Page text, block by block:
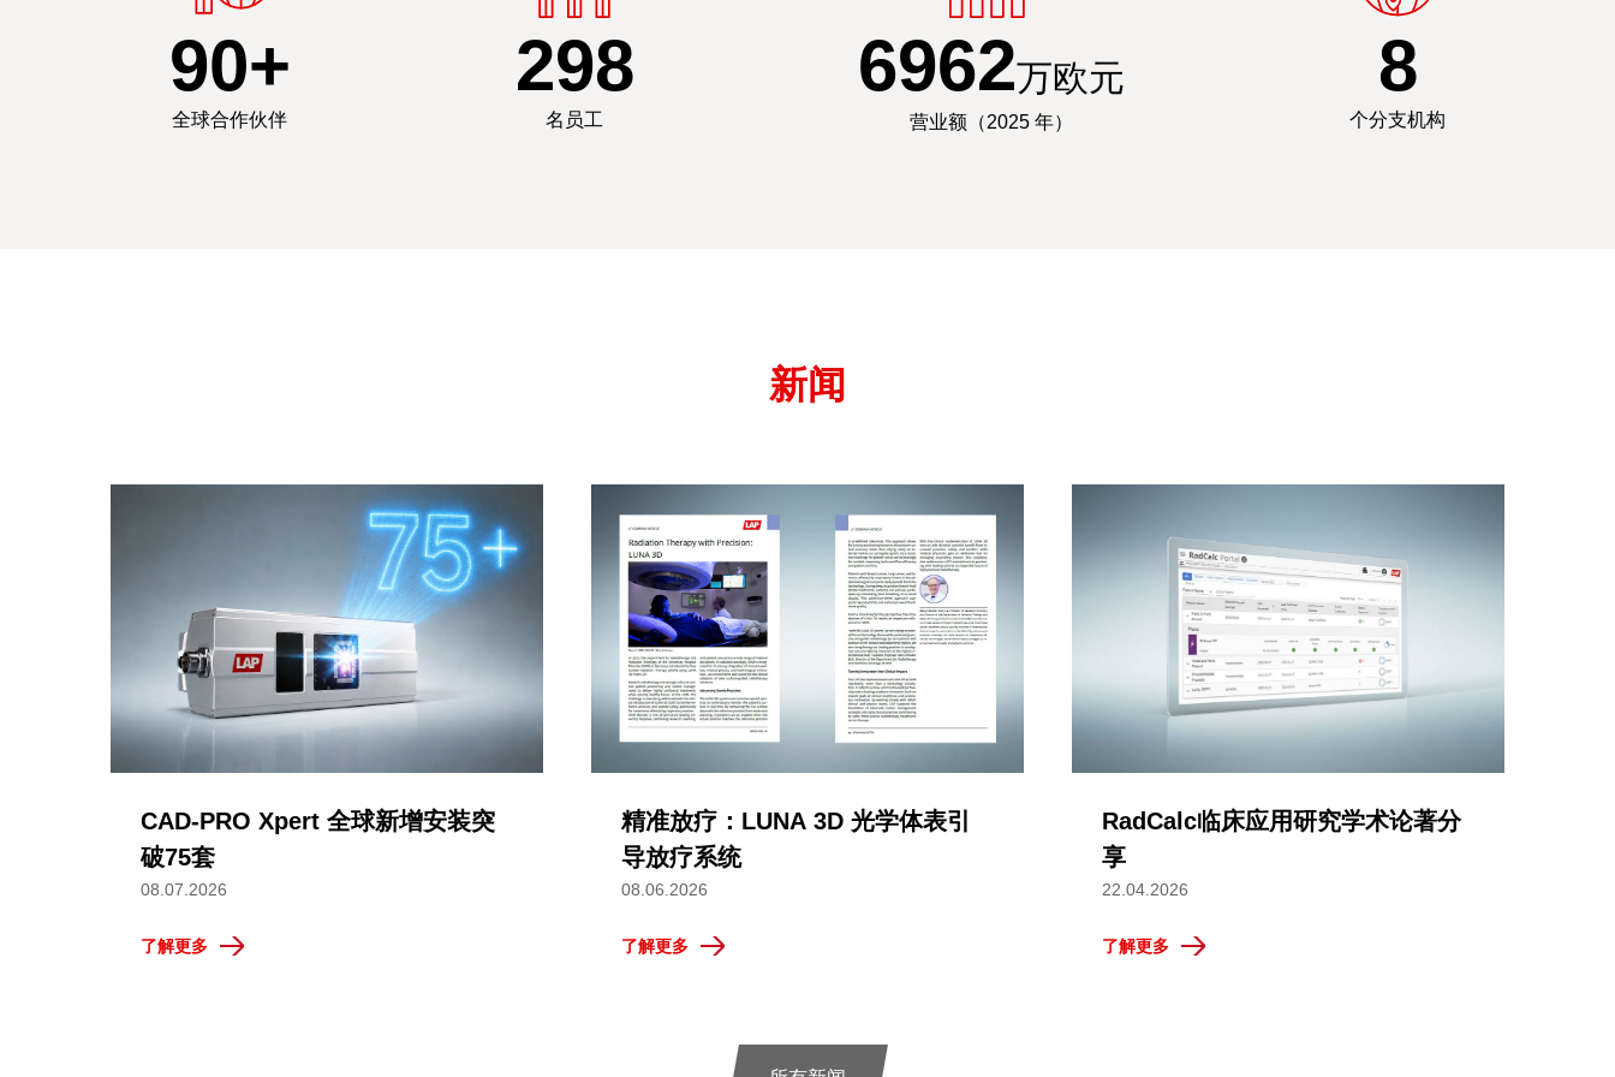
90+
全球合作伙伴
300
名员工
7000万欧元
营业额（2025 年）
8
个分支机构
新闻
CAD-PRO Xpert 全球新增安装突
破75套
08.07.2026
了解更多
精准放疗：LUNA 3D 光学体表引
导放疗系统
08.06.2026
了解更多
RadCalc临床应用研究学术论著分
享
22.04.2026
了解更多